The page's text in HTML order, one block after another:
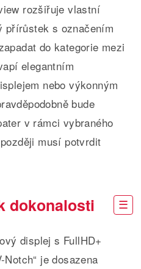
rozšiřuje vlastní
přírůstek s označením
do kategorie mezi
elegantním
nebo výkonným
bude
v rámci vybraného
musí potvrdit
dokonalosti
displej s FullHD+
je dosazena